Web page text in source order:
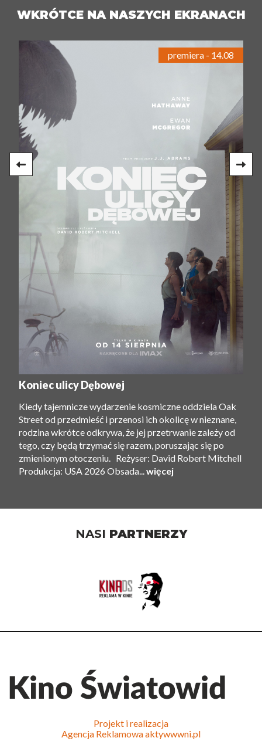
WKRÓTCE NA NASZYCH EKRANACH
Koniec ulicy Dębowej
Kiedy tajemnicze wydarzenie kosmiczne oddziela Oak
Street od przedmieść i przenosi ich okolicę w nieznane,
rodzina wkrótce odkrywa, że ​​jej przetrwanie zależy od
tego, czy będą trzymać się razem, poruszając się po
zmienionym otoczeniu. Reżyser: David Robert Mitchell
Produkcja: USA 2026 Obsada... więcej
premiera - 14.08
NASI PARTNERZY
Projekt i realizacja
Agencja Reklamowaaktywwwni.pl